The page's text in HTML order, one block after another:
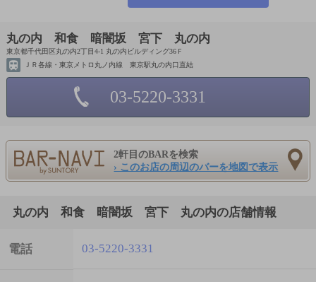
丸の内 和食 暗闇坂 宮下 丸の内
東京都千代田区丸の内2丁目4-1 丸の内ビルディング36Ｆ
ＪＲ各線・東京メトロ丸ノ内線 東京駅丸の内口直結
03-5220-3331
2軒目のBARを検索
› このお店の周辺のバーを地図で表示
丸の内 和食 暗闇坂 宮下 丸の内の店舗情報
電話 03-5220-3331